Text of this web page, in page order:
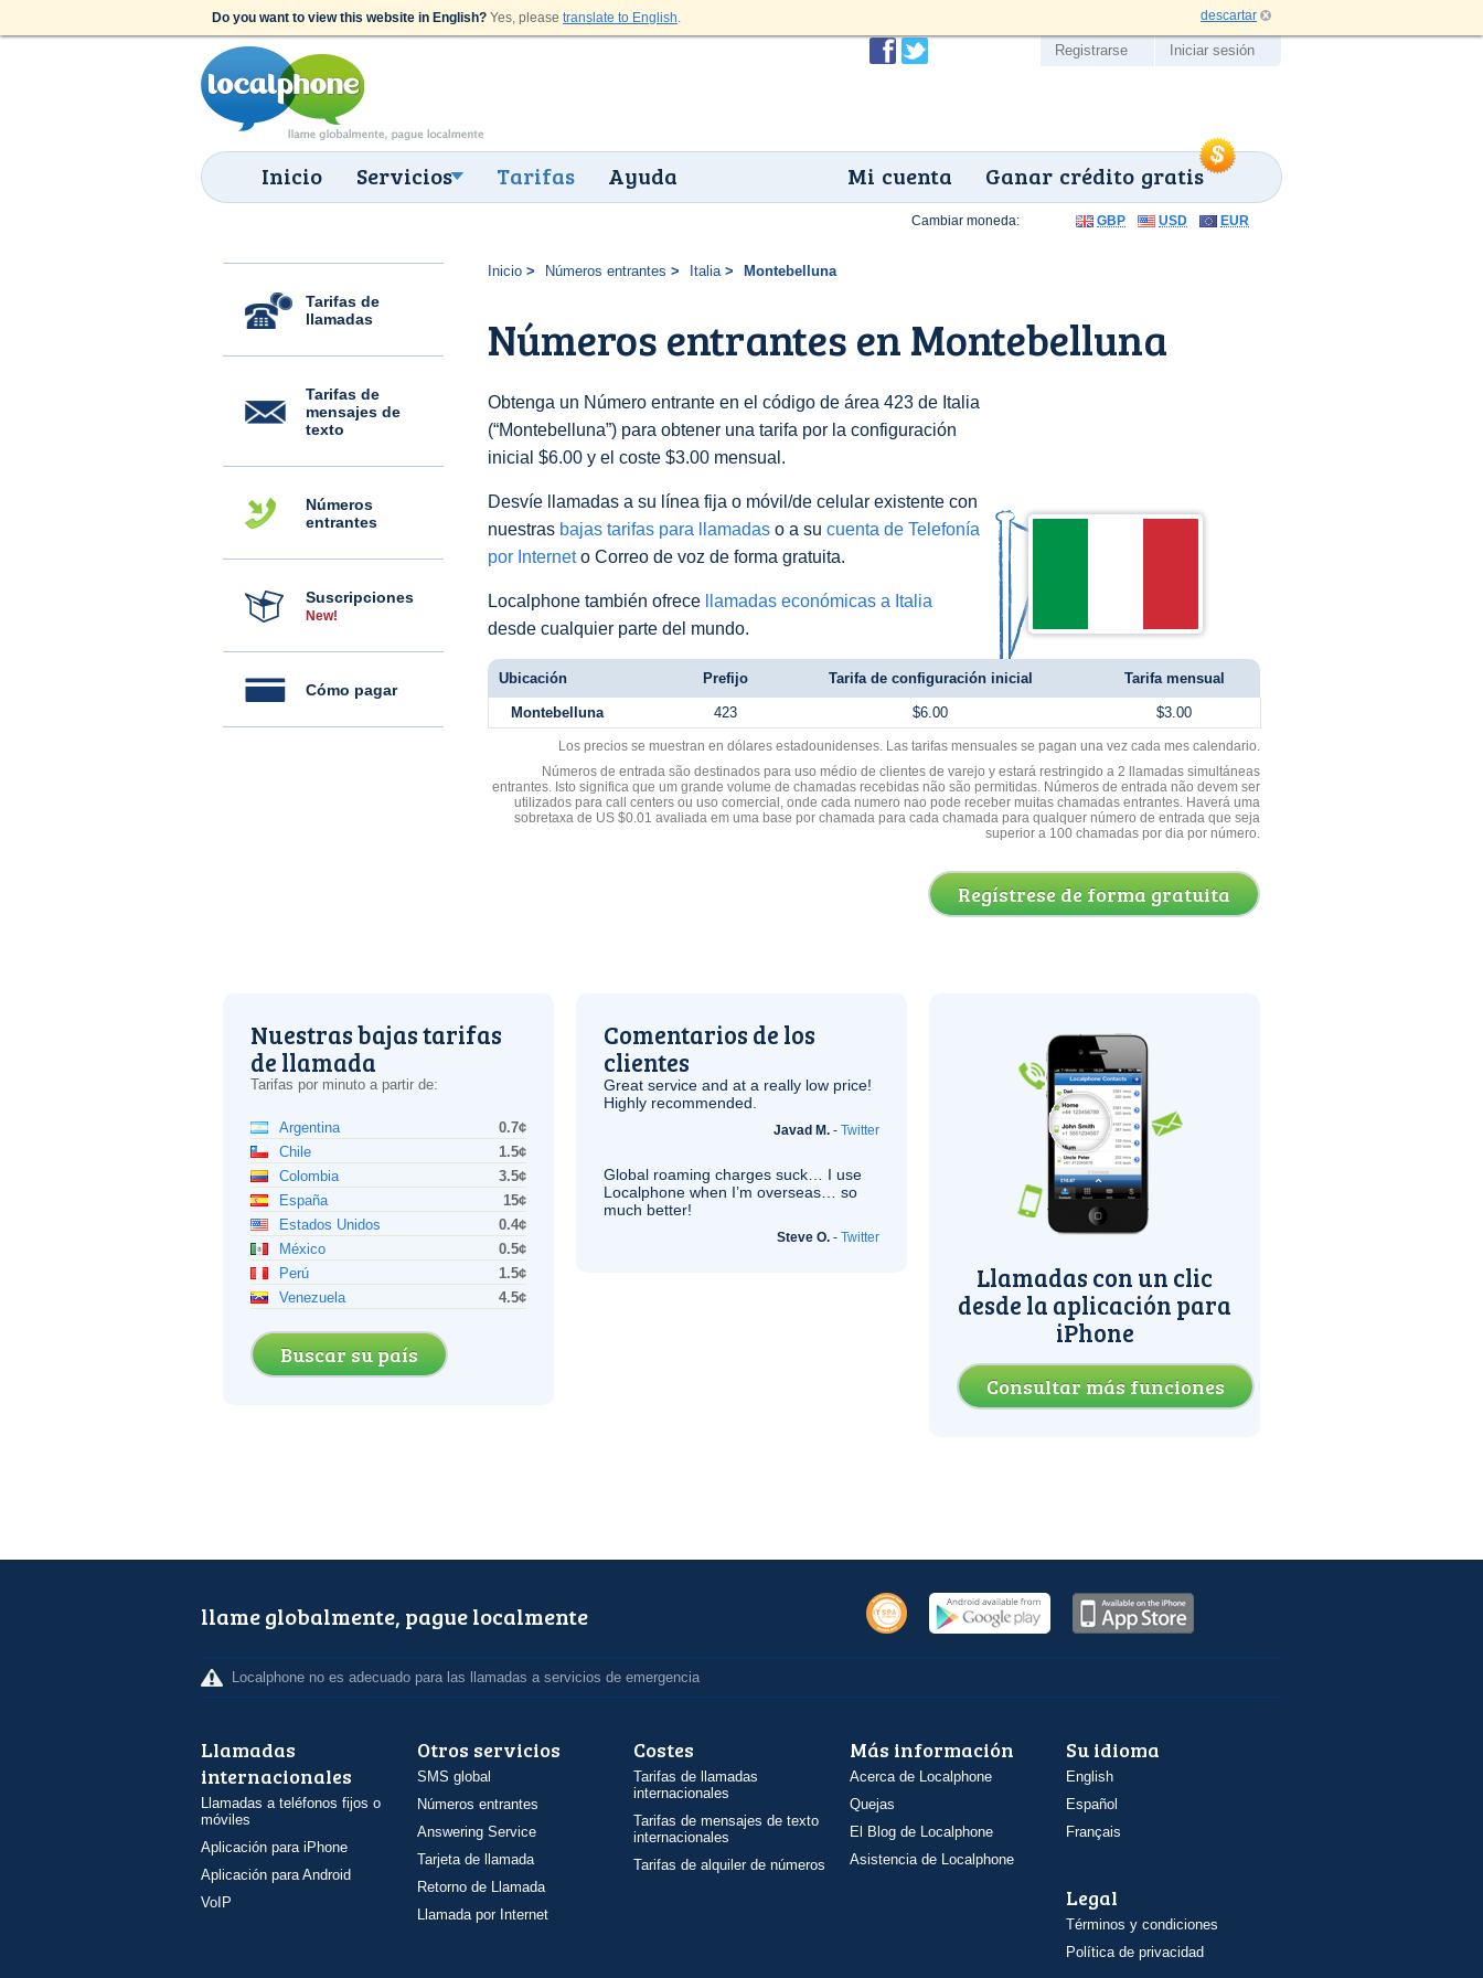
Do you want to view this website in English? Yes, please translate to English. descartar
Inicio Servicios Tarifas Ayuda Ganar crédito gratis
Mi cuenta
Registrarse Iniciar sesión
Tarifas de
llamadas
Tarifas de
mensajes de
texto
Números
entrantes
Suscripciones
New!
Cómo pagar
Inicio Números entrantes Italia Montebelluna
Números entrantes en Montebelluna
Obtenga un Número entrante en el código de área 423 de Italia
(“Montebelluna”) para obtener una tarifa por la configuración
inicial $6.00 y el coste $3.00 mensual.
Desvíe llamadas a su línea fija o móvil/de celular existente con
nuestras bajas tarifas para llamadas o a su cuenta de Telefonía
por Interneto Correo de voz de forma gratuita.
Localphone también ofrece
llamadas económicas a Italia
desde cualquier parte del mundo.
Cambiar moneda: GBP USD EUR
Ubicación Prefijo Tarifa de configuración inicial Tarifa mensual
Montebelluna 423 $6.00 $3.00
Los precios se muestran en dólares estadounidenses. Las tarifas mensuales se pagan una vez cada mes calendario.
Números de entrada são destinados para uso médio de clientes de varejo y estará restringido a 2 llamadas simultáneas
entrantes. Isto significa que um grande volume de chamadas recebidas não são permitidas. Números de entrada não devem ser
utilizados para call centers ou uso comercial, onde cada numero nao pode receber muitas chamadas entrantes. Haverá uma
sobretaxa de US $0.01 avaliada em uma base por chamada para cada chamada para qualquer número de entrada que seja
superior a 100 chamadas por dia por número.
Regístrese de forma gratuita
Nuestras bajas tarifas
de llamada
Tarifas por minuto a partir de:
Argentina
0.7¢
Chile
1.5¢
Colombia
3.5¢
España
15¢
Estados Unidos
0.4¢
México
0.5¢
Perú
1.5¢
Venezuela
4.5¢
Buscar su país
Comentarios de los
clientes
Great service and at a really low price!
Highly recommended.
Javad M. - Twitter
Global roaming charges suck… I use
Localphone when I’m overseas… so
much better!
Steve O. - Twitter
Llamadas con un clic
desde la aplicación para
iPhone
Consultar más funciones
llame globalmente, pague localmente
Localphone no es adecuado para las llamadas a servicios de emergencia
Llamadas
internacionales
Llamadas a teléfonos fijos o
móviles
Aplicación para iPhone
Aplicación para Android
VoIP
Otros servicios
SMS global
Números entrantes
Answering Service
Tarjeta de llamada
Retorno de Llamada
Llamada por Internet
Costes
Tarifas de llamadas
internacionales
Tarifas de mensajes de texto
internacionales
Tarifas de alquiler de números
Más información
Acerca de Localphone
Quejas
El Blog de Localphone
Asistencia de Localphone
Su idioma
English
Español
Français
Legal
Términos y condiciones
Política de privacidad